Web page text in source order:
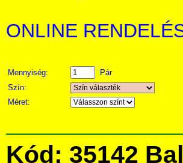
ONLINE
Mennyiség:
Pár
Szín:
Méret:
Kód: 35142